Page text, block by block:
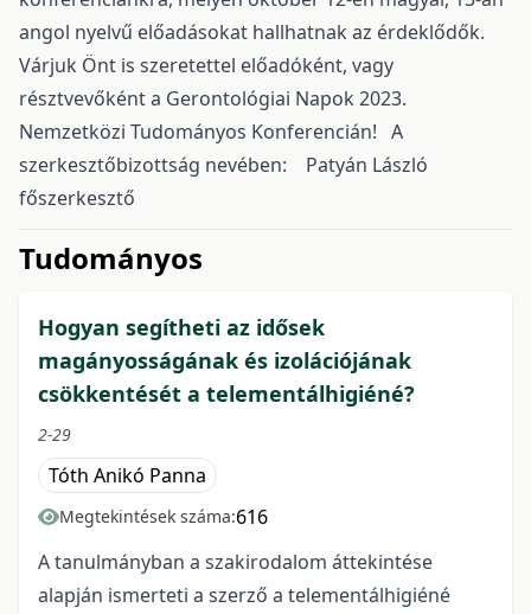
angol nyelvű előadásokat hallhatnak az érdeklődők.
Várjuk Önt is szeretettel előadóként, vagy
résztvevőként a Gerontológiai Napok 2023.
Nemzetközi Tudományos Konferencián! A
szerkesztőbizottság nevében: Patyán László
főszerkesztő
Tudományos
Hogyan segítheti az idősek
magányosságának és izolációjának
csökkentését a telementálhigiéné?
2-29
Tóth Anikó Panna
Megtekintések száma:616
A tanulmányban a szakirodalom áttekintése
alapján ismerteti a szerző a telementálhigiéné